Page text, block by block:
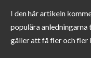
I den här artikeln
populära
gäller att få fler och fler